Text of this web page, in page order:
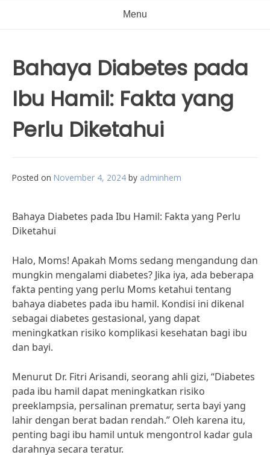
Menu
Bahaya Diabetes pada
Ibu Hamil: Fakta yang
Perlu Diketahui
Posted on November 4, 2024 by adminhem
Bahaya Diabetes pada Ibu Hamil: Fakta yang Perlu
Diketahui
Halo, Moms! Apakah Moms sedang mengandung dan
mungkin mengalami diabetes? Jika iya, ada beberapa
fakta penting yang perlu Moms ketahui tentang
bahaya diabetes pada ibu hamil. Kondisi ini dikenal
sebagai diabetes gestasional, yang dapat
meningkatkan risiko komplikasi kesehatan bagi ibu
dan bayi.
Menurut Dr. Fitri Arisandi, seorang ahli gizi, “Diabetes
pada ibu hamil dapat meningkatkan risiko
preeklampsia, persalinan prematur, serta bayi yang
lahir dengan berat badan rendah.” Oleh karena itu,
penting bagi ibu hamil untuk mengontrol kadar gula
darahnya secara teratur.